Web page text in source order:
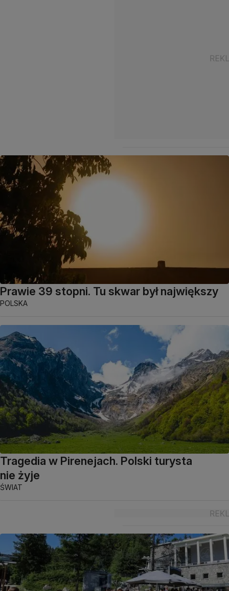
Prawie 39 stopni. Tu skwar był największy
POLSKA
Tragedia w Pirenejach. Polski turysta
nie żyje
ŚWIAT